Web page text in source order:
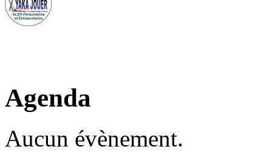
Agenda
Aucun évènement.